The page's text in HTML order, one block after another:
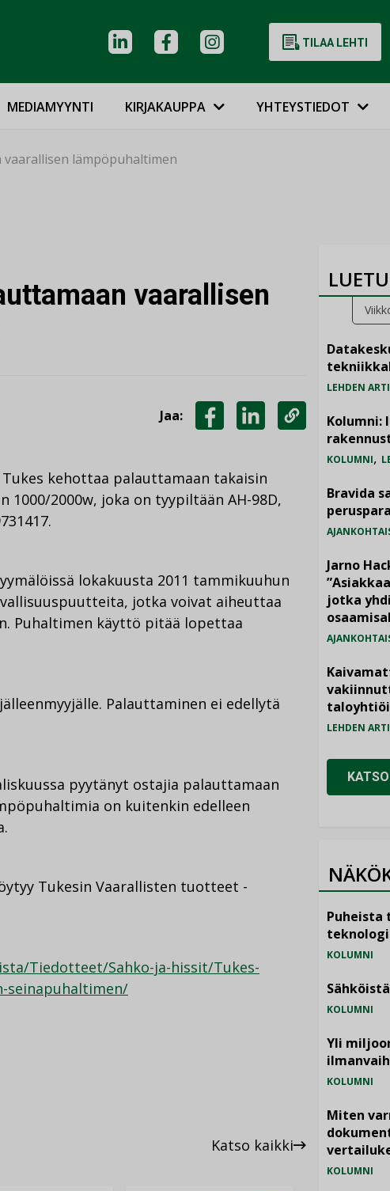
TILAA LEHTI
MEDIAMYYNTI KIRJAKAUPPA YHTEYSTIEDOT
lämpöpuhaltimen
vaarallisen
Jaa:
LINKEDINISSÄ
KOPIOI
LINKKI
kehottaa palauttamaan takaisin
1000/2000w, joka on tyypiltään AH-98D,
lokakuusta 2011 tammikuuhun
jotka voivat aiheuttaa
Puhaltimen käyttö pitää lopettaa
Palauttaminen ei edellytä
pyytänyt ostajia palauttamaan
on kuitenkin edelleen
Tukesin Vaarallisten tuotteet -
Tiedotteet/Sahko-ja-hissit/Tukes-
seinapuhaltimen/
Katso kaikki
LEHDEN
Kolumni:
KOLUMNI,
Bravida
Jarno
jotka
LEHDEN
Puheista
KOLUMNI
KOLUMNI
Yli
KOLUMNI
Miten
KOLUMNI